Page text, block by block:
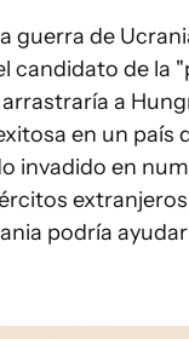
guerra de
candidato de la
a
en un país
invadido en
podría